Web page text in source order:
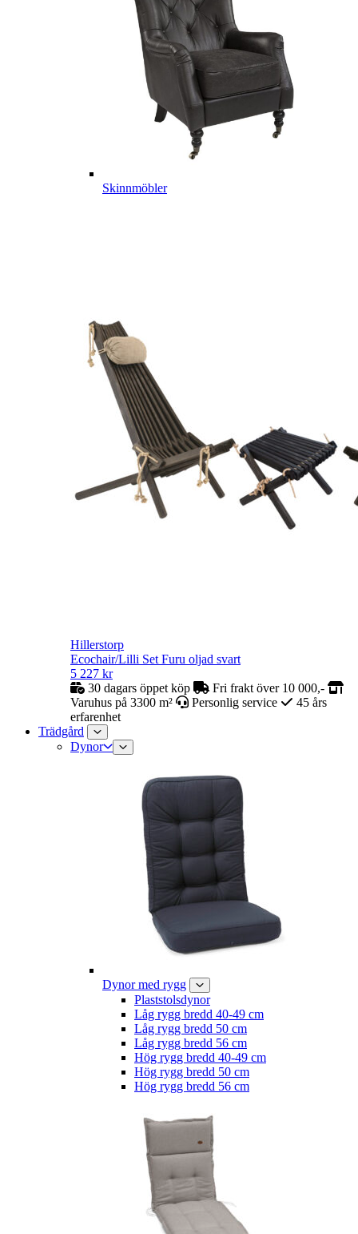
Skinnmöbler
Hillerstorp
Ecochair/Lilli Set Furu oljad svart
5 227 kr
30 dagars öppet köp
Fri frakt över 10 000,-
Varuhus på 3300 m²
Personlig service
45 års
erfarenhet
Trädgård
Dynor
Dynor med rygg
Plaststolsdynor
Låg rygg bredd 40-49 cm
Låg rygg bredd 50 cm
Låg rygg bredd 56 cm
Hög rygg bredd 40-49 cm
Hög rygg bredd 50 cm
Hög rygg bredd 56 cm